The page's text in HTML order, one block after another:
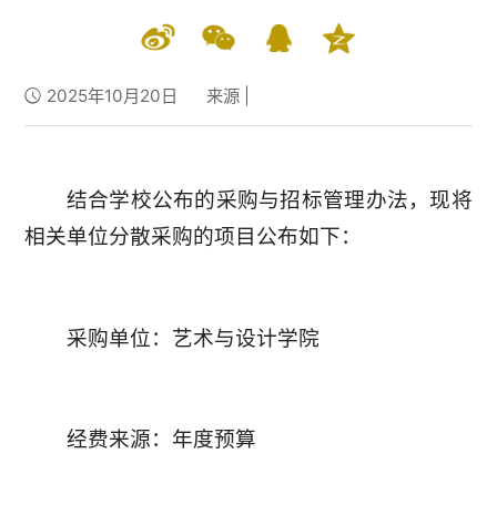
2025年10月20日 来源 |
结合学校公布的采购与招标管理办法，现将
相关单位分散采购的项目公布如下：
采购单位：艺术与设计学院
经费来源：年度预算